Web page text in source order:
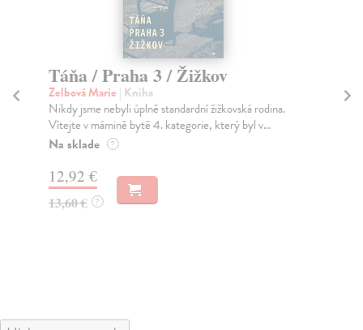
Táňa / Praha 3 / Žižkov
Zelbová Marie | Kniha
Nikdy jsme nebyli úplně standardní žižkovská rodina.
Vítejte v mámině bytě 4. kategorie, který byl v...
Na sklade ?
12,92 €
13,60 € ?